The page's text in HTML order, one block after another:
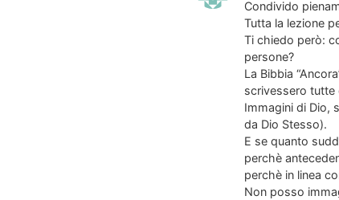
Condivido
Tutta la lezione
Ti chiedo però:
persone?
La Bibbia
scrivessero tutte
Immagini di Dio,
da Dio Stesso).
E se quanto
perchè
perchè in linea
Non posso